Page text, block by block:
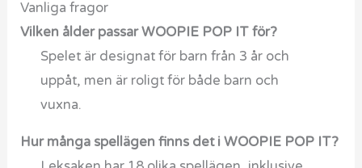
Vanliga fragor
Vilken ålder passar WOOPIE POP IT för?
Spelet är designat för barn från 3 år och
uppåt, men är roligt för både barn och
vuxna.
Hur många spellägen finns det i WOOPIE POP IT?